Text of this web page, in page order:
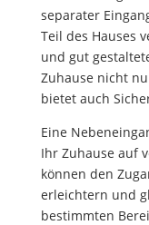
separater
Teil des Hauses
und gut
Zuhause nicht
bietet auch
Eine
Ihr Zuhause auf
können den
erleichtern und
bestimmten